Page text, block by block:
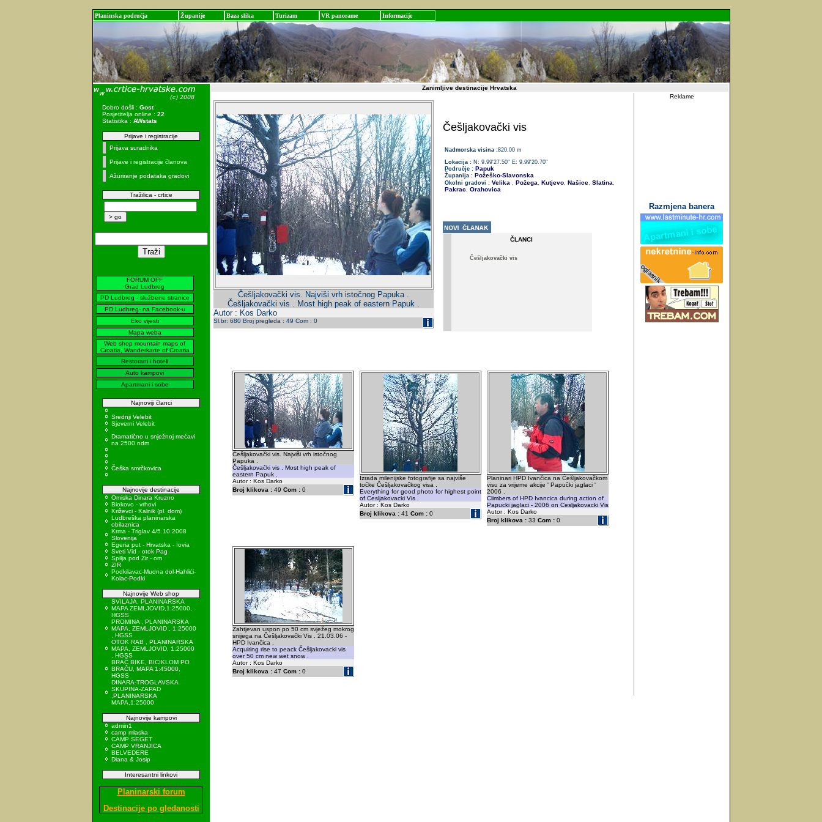
Planinska područja Županije Baza slika Turizam VR panorame Informacije
Dobro došli : Gost
Posjetitelja online : 22
Statistika : AWstats
Prijave i registracije
Prijava suradnika
Prijave i registracije članova
Ažuriranje podataka gradovi
Tražilica - crtice
FORUM OFF
Grad Ludbreg
PD Ludbreg - službene stranice
PD Ludbreg- na Facebook-u
Eko vijesti
Mapa weba
Web shop mountain maps of
Croatia, Wanderkarte of Croatia
Restorani i hoteli
Auto kampovi
Apartmani i sobe
Najnoviji članci
Srednji Velebit
Sjeverni Velebit
Dramatično u snježnoj mećavi
na 2500 ndm
Češka smrčkovica
Najnovije destinacije
Omiska Dinara Kruzno
Biokovo - vrhovi
Križevci - Kalnik (pl. dom)
Ludbreška planinarska
obilaznica
Krma - Triglav 4/5.10.2008
Slovenija
Egeria put - Hrvatska - Iovia
Sveti Vid - otok Pag
Spilja pod Zir - om
ZIR
Podkilavac-Mudna dol-Hahlići-
Kolac-Podki
Najnovije Web shop
SVILAJA, PLANINARSKA
MAPA ZEMLJOVID,1:25000,
HGSS
PROMINA , PLANINARSKA
MAPA, ZEMLJOVID , 1:25000
, HGSS
OTOK RAB , PLANINARSKA
MAPA, ZEMLJOVID, 1:25000
, HGSS
BRAČ BIKE, BICIKLOM PO
BRAČU, MAPA 1:45000,
HGSS
DINARA-TROGLAVSKA
SKUPINA-ZAPAD
,PLANINARSKA
MAPA,1:25000
Najnovije kampovi
admin1
camp mlaska
CAMP SEGET
CAMP VRANJICA
BELVEDERE
Diana & Josip
Interesantni linkovi
Planinarski forum
Destinacije po gledanosti
Zanimljive destinacije Hrvatska
Češljakovački vis. Najviši vrh istočnog Papuka .
Češljakovački vis . Most high peak of eastern Papuk .
Autor : Kos Darko
Sl.br: 680 Broj pregleda : 49 Com : 0
Češljakovački vis
Nadmorska visina :820.00 m
Lokacija :N: 9.99'27.50'' E: 9.99'20.70''
Područje :Papuk
Županija : Požeško-Slavonska
Okolni gradovi : Velika , Požega, Kutjevo, Našice, Slatina,
Pakrac, Orahovica
ČLANCI
Češljakovački vis
Češljakovački vis. Najviši vrh istočnog
Papuka .
Češljakovački vis . Most high peak of
eastern Papuk .
Autor : Kos Darko
Broj klikova : 49 Com : 0
Izrada milenijske fotografije sa najviše
točke Češljakovačkog visa .
Everything for good photo for highest point
of Cesljakovacki Vis .
Autor : Kos Darko
Broj klikova : 41 Com : 0
Planinari HPD Ivančica na Češljakovačkom
visu za vrijeme akcije ' Papučki jaglaci '
2006 .
Climbers of HPD Ivancica during action of
Papucki jaglaci - 2006 on Cesljakovacki Vis
Autor : Kos Darko
Broj klikova : 33 Com : 0
Zahtjevan uspon po 50 cm svježeg mokrog
snijega na Češljakovački Vis . 21.03.06 -
HPD Ivančica .
Acquiring rise to peack Češljakovacki vis
over 50 cm new wet snow .
Autor : Kos Darko
Broj klikova : 47 Com : 0
Reklame
Razmjena banera